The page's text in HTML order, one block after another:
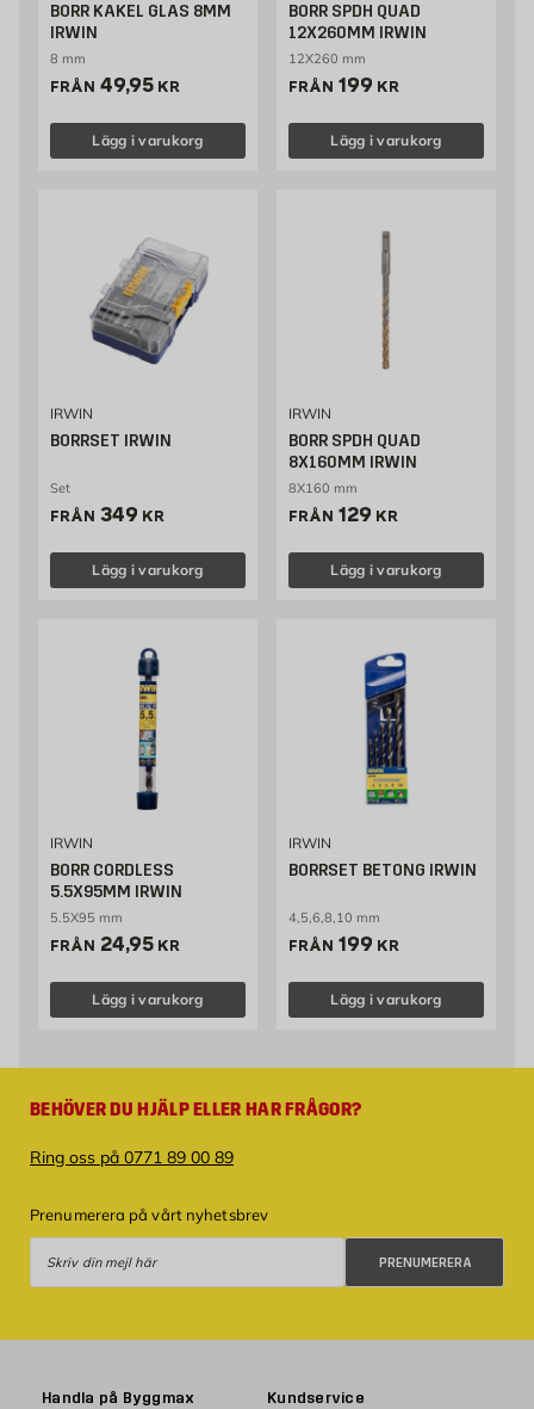
BORR KAKEL GLAS 8MM
IRWIN
8 mm
FRÅN Pris 49.95 kr
49,95 KR
Lägg i varukorg
BORR SPDH QUAD
12X260MM IRWIN
12X260 mm
FRÅN Pris 199 kr
199 KR
Lägg i varukorg
IRWIN
BORRSET IRWIN
Set
FRÅN Pris 349 kr
349 KR
Lägg i varukorg
IRWIN
BORR SPDH QUAD
8X160MM IRWIN
8X160 mm
FRÅN Pris 129 kr
129 KR
Lägg i varukorg
IRWIN
BORR CORDLESS
5.5X95MM IRWIN
5.5X95 mm
FRÅN Pris 24.95 kr
24,95 KR
Lägg i varukorg
IRWIN
BORRSET BETONG IRWIN
4,5,6,8,10 mm
FRÅN Pris 199 kr
199 KR
Lägg i varukorg
BEHÖVER DU HJÄLP ELLER HAR FRÅGOR?
Ring oss på 0771 89 00 89
Prenumerera på vårt nyhetsbrev
PRENUMERERA
Handla på Byggmax Kundservice